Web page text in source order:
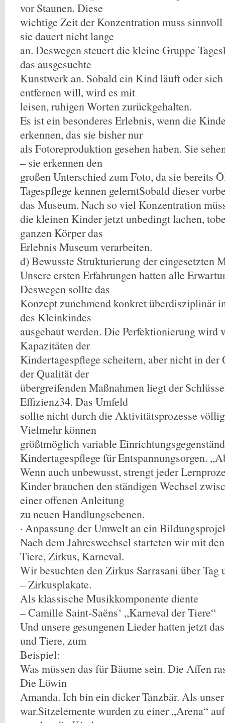
vor Staunen. Diese
wichtige Zeit der Konzentration muss sinnvoll
sie dauert nicht lange
an. Deswegen steuert die kleine Gruppe
das ausgesuchte
Kunstwerk an. Sobald ein Kind läuft oder
entfernen will, wird es mit
leisen, ruhigen Worten zurückgehalten.
Es ist ein besonderes Erlebnis, wenn die
erkennen, das sie bisher nur
als Fotoreproduktion gesehen haben. Sie
– sie erkennen den
großen Unterschied zum Foto, da sie bereits
Tagespflege kennen gelerntSobald dieser
das Museum. Nach so viel Konzentration
die kleinen Kinder jetzt unbedingt lachen,
ganzen Körper das
Erlebnis Museum verarbeiten.
d) Bewusste Strukturierung der eingesetzten
Unsere ersten Erfahrungen hatten alle
Deswegen sollte das
Konzept zunehmend konkret überdisziplinär
des Kleinkindes
ausgebaut werden. Die Perfektionierung wird
Kapazitäten der
Kindertagespflege scheitern, aber nicht in
der Qualität der
übergreifenden Maßnahmen liegt der
Effizienz34. Das Umfeld
sollte nicht durch die Aktivitätsprozesse
Vielmehr können
größtmöglich variable
Kindertagespflege für Entspannungsorgen.
Wenn auch unbewusst, strengt jeder
Kinder brauchen den ständigen Wechsel
einer offenen Anleitung
zu neuen Handlungsebenen.
· Anpassung der Umwelt an ein
Nach dem Jahreswechsel starteten wir mit
Tiere, Zirkus, Karneval.
Wir besuchten den Zirkus Sarrasani über Tag
– Zirkusplakate.
Als klassische Musikkomponente diente
– Camille Saint-Saëns‘ „Karneval der Tiere“
Und unsere gesungenen Lieder hatten jetzt
und Tiere, zum
Beispiel:
Was müssen das für Bäume sein. Die Affen
Die Löwin
Amanda. Ich bin ein dicker Tanzbär. Als
war.Sitzelemente wurden zu einer „Arena“